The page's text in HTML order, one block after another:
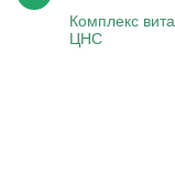
Комплекс
ЦНС